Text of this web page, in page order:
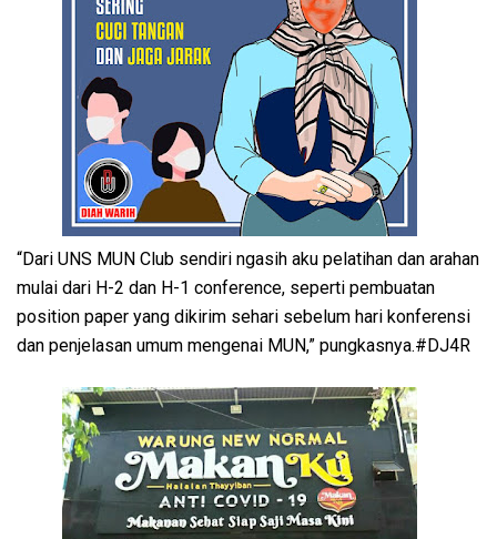
“Dari UNS MUN Club sendiri ngasih aku pelatihan dan arahan
mulai dari H-2 dan H-1 conference, seperti pembuatan
position paper yang dikirim sehari sebelum hari konferensi
dan penjelasan umum mengenai MUN,” pungkasnya.#DJ4R